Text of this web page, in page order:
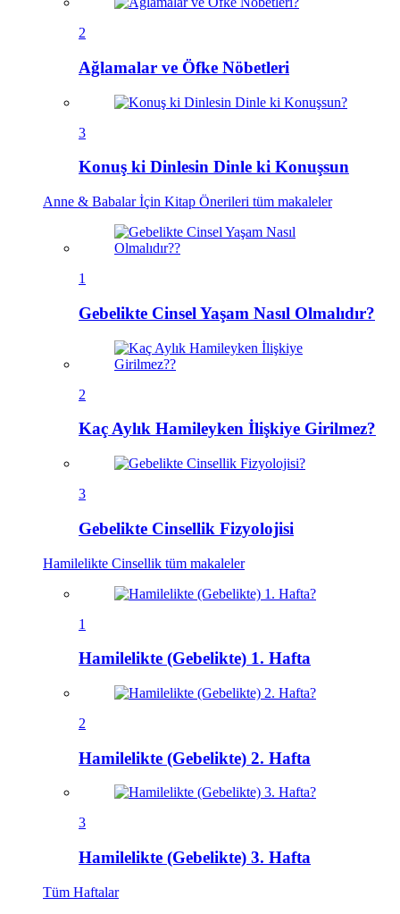
2
Ağlamalar ve Öfke Nöbetleri
3
Konuş ki Dinlesin Dinle ki Konuşsun
Anne & Babalar İçin Kitap Önerileri tüm makaleler
1
Gebelikte Cinsel Yaşam Nasıl Olmalıdır?
2
Kaç Aylık Hamileyken İlişkiye Girilmez?
3
Gebelikte Cinsellik Fizyolojisi
Hamilelikte Cinsellik tüm makaleler
1
Hamilelikte (Gebelikte) 1. Hafta
2
Hamilelikte (Gebelikte) 2. Hafta
3
Hamilelikte (Gebelikte) 3. Hafta
Tüm Haftalar